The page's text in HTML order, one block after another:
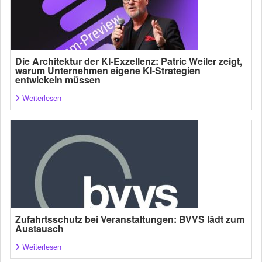
Die Architektur der KI-Exzellenz: Patric Weiler zeigt,
warum Unternehmen eigene KI-Strategien
entwickeln müssen
Weiterlesen
Zufahrtsschutz bei Veranstaltungen: BVVS lädt zum
Austausch
Weiterlesen